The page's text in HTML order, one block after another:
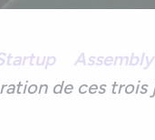
Assembly
de ces